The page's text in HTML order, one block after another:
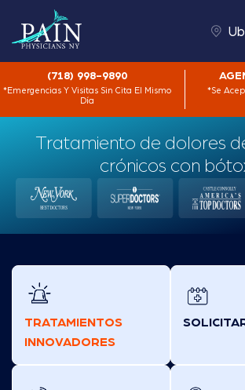
(718) 998-9890
*Emergencias Y Visitas Sin Cita El Mismo
Día
*Se
Tratamiento de dolores
crónicos con
TRATAMIENTOS
INNOVADORES